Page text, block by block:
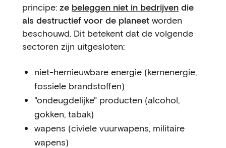
principe: ze beleggen niet in bedrijven die
als destructief voor de planeet worden
beschouwd. Dit betekent dat de volgende
sectoren zijn uitgesloten:
niet-hernieuwbare energie (kernenergie,
fossiele brandstoffen)
"ondeugdelijke" producten (alcohol,
gokken, tabak)
wapens (civiele vuurwapens, militaire
wapens)